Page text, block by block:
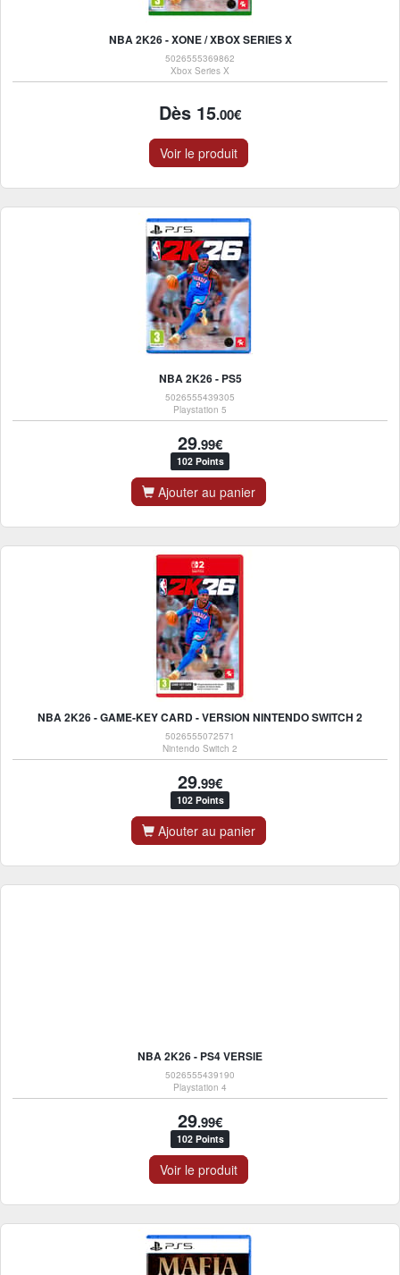
NBA 2K26 - XONE / XBOX SERIES X
5026555369862
Xbox Series X
Dès 15.00€
Voir le produit
NBA 2K26 - PS5
5026555439305
Playstation 5
29.99€
102 Points
Ajouter au panier
NBA 2K26 - GAME-KEY CARD - VERSION NINTENDO SWITCH 2
5026555072571
Nintendo Switch 2
29.99€
102 Points
Ajouter au panier
NBA 2K26 - PS4 VERSIE
5026555439190
Playstation 4
29.99€
102 Points
Voir le produit